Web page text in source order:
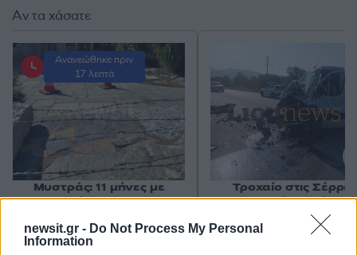
newsit.gr - Do Not Process My Personal
Information
Αν τα χάσατε
Ανανεώθηκε πριν
17 λεπτά
Μυστράς: 11 μήνες με
αναστολή στον 55χρονο
πατέρα του σε καταψύκτη
– «Ήθελα να τον βλέπω»
Τροχαίο στις
«Ξαφνικά μου ήρθε
αυτοκίνητο,
να φύγω αριστερά»